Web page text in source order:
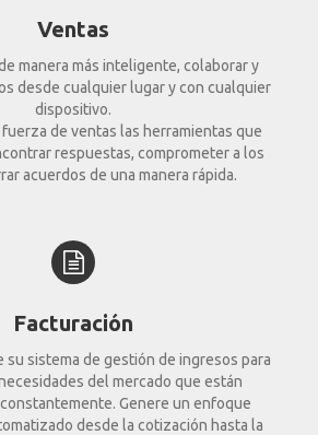
Ventas
manera más inteligente, colaborar y
desde cualquier lugar y con cualquier
dispositivo.
de ventas las herramientas que
respuestas, comprometer a los
acuerdos de una manera rápida.
Facturación
su sistema de gestión de ingresos para
del mercado que están
Genere un enfoque
desde la cotización hasta la